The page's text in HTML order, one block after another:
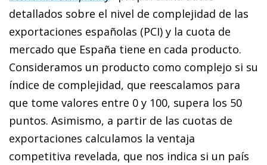
detallados sobre el nivel de complejidad de las
exportaciones españolas (PCI) y la cuota de
mercado que España tiene en cada producto.
Consideramos un producto como complejo si su
índice de complejidad, que reescalamos para
que tome valores entre 0 y 100, supera los 50
puntos. Asimismo, a partir de las cuotas de
exportaciones calculamos la ventaja
competitiva revelada, que nos indica si un país